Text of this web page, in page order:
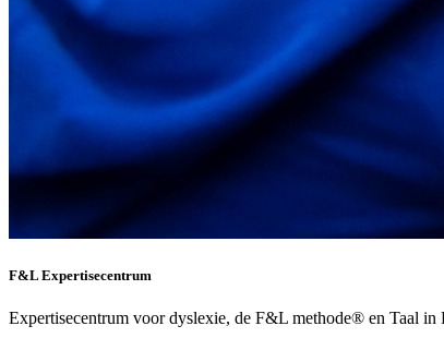
F&L Expertisecentrum
Expertisecentrum voor dyslexie, de F&L methode® en Taal in